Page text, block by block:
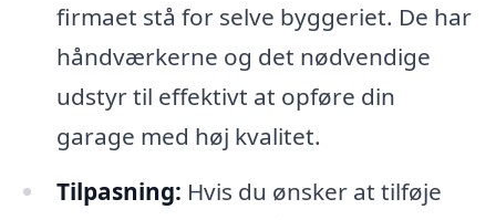
firmaet stå for selve byggeriet. De har
håndværkerne og det nødvendige
udstyr til effektivt at opføre din
garage med høj kvalitet.
Tilpasning: Hvis du ønsker at tilføje